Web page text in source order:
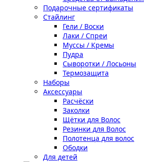
Подарочные сертификаты
Стайлинг
Гели / Воски
Лаки / Спреи
Муссы / Кремы
Пудра
Сыворотки / Лосьоны
Термозащита
Наборы
Аксессуары
Расчёски
Заколки
Щётки для Волос
Резинки для Волос
Полотенца для волос
Ободки
Для детей